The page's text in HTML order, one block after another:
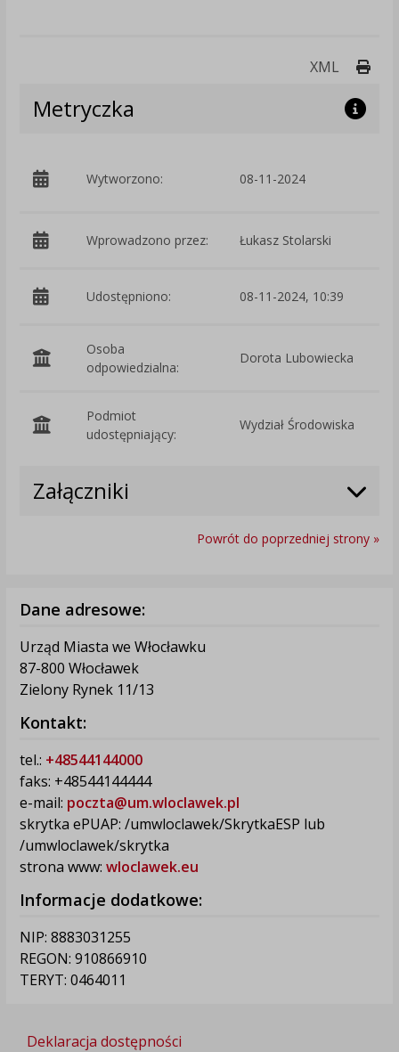
XML
Metryczka
Wytworzono: 08-11-2024
Wprowadzono przez: Łukasz Stolarski
Udostępniono: 08-11-2024, 10:39
Osoba
odpowiedzialna:
Dorota Lubowiecka
Podmiot
udostępniający:
Wydział Środowiska
Załączniki
Powrót do poprzedniej strony »
Dane adresowe:
Urząd Miasta we Włocławku
87-800 Włocławek
Zielony Rynek 11/13
Kontakt:
tel.: +48544144000
faks: +48544144444
e-mail: poczta@um.wloclawek.pl
skrytka ePUAP: /umwloclawek/SkrytkaESP lub
/umwloclawek/skrytka
strona www: wloclawek.eu
Informacje dodatkowe:
NIP: 8883031255
REGON: 910866910
TERYT: 0464011
Deklaracja dostępności